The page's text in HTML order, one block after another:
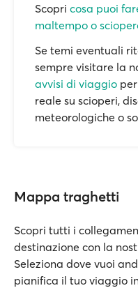
Scopri cosa puoi
maltempo o
Se temi eventuali
sempre visitare la
avvisi di viaggio
reale su scioperi,
meteorologiche o
Mappa traghetti
Scopri tutti i
destinazione con la
Seleziona dove vuoi
pianifica il tuo viaggio